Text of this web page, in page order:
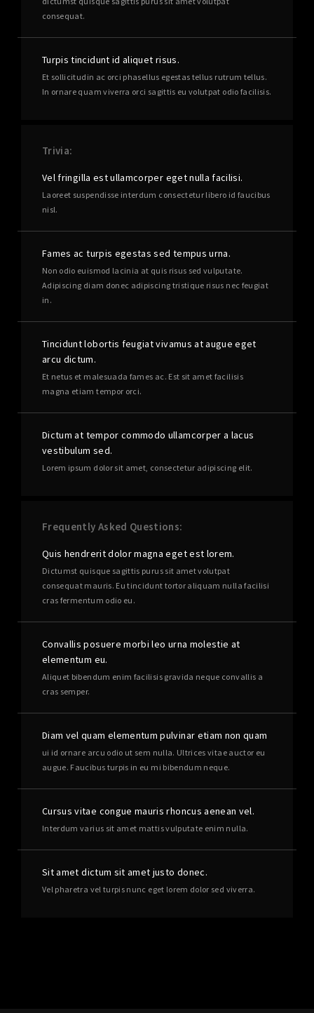
consequat.
Turpis tincidunt id aliquet risus.
Et sollicitudin ac orci phasellus egestas tellus rutrum tellus.
In ornare quam viverra orci sagittis eu volutpat odio facilisis.
Trivia
Vel fringilla est ullamcorper eget nulla facilisi.
Laoreet suspendisse interdum consectetur libero id faucibus
nisl.
Fames ac turpis egestas sed tempus urna.
Non odio euismod lacinia at quis risus sed vulputate.
Adipiscing diam donec adipiscing tristique risus nec feugiat
in.
Tincidunt lobortis feugiat vivamus at augue eget
arcu dictum.
Et netus et malesuada fames ac. Est sit amet facilisis
magna etiam tempor orci.
Dictum at tempor commodo ullamcorper a lacus
vestibulum sed.
Lorem ipsum dolor sit amet, consectetur adipiscing elit.
Frequently Asked Questions
Quis hendrerit dolor magna eget est lorem.
Dictumst quisque sagittis purus sit amet volutpat
consequat mauris. Eu tincidunt tortor aliquam nulla facilisi
cras fermentum odio eu.
Convallis posuere morbi leo urna molestie at
elementum eu.
Aliquet bibendum enim facilisis gravida neque convallis a
cras semper.
Diam vel quam elementum pulvinar etiam non quam
ui id ornare arcu odio ut sem nulla. Ultrices vitae auctor eu
augue. Faucibus turpis in eu mi bibendum neque.
Cursus vitae congue mauris rhoncus aenean vel.
Interdum varius sit amet mattis vulputate enim nulla.
Sit amet dictum sit amet justo donec.
Vel pharetra vel turpis nunc eget lorem dolor sed viverra.